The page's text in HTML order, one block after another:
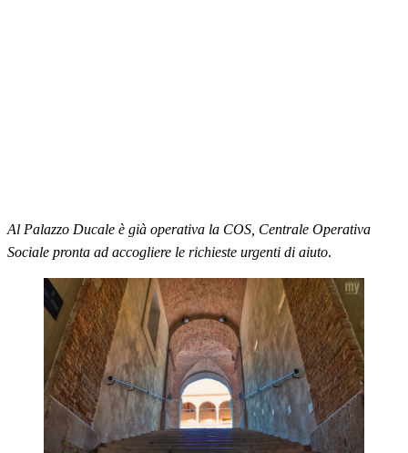
Al Palazzo Ducale è già operativa la COS, Centrale Operativa
Sociale pronta ad accogliere le richieste urgenti di aiuto.